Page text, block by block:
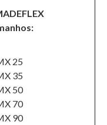
25
35
50
70
90